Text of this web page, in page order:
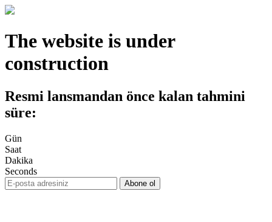
The website is under
construction
Resmi lansmandan önce kalan tahmini
süre:
Gün
Saat
Dakika
Seconds